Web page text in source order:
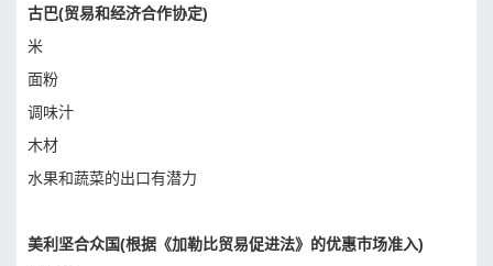
古巴(贸易和经济合作协定)
米
面粉
调味汁
木材
水果和蔬菜的出口有潜力
美利坚合众国(根据《加勒比贸易促进法》的优惠市场准入)